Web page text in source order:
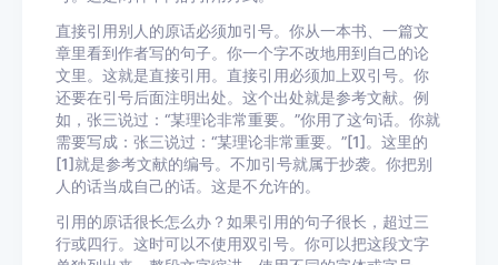
直接引用别人的原话必须加引号。你从一本书、一篇文
章里看到作者写的句子。你一个字不改地用到自己的论
文里。这就是直接引用。直接引用必须加上双引号。你
还要在引号后面注明出处。这个出处就是参考文献。例
如，张三说过：“某理论非常重要。”你用了这句话。你就
需要写成：张三说过：“某理论非常重要。”[1]。这里的
[1]就是参考文献的编号。不加引号就属于抄袭。你把别
人的话当成自己的话。这是不允许的。
引用的原话很长怎么办？如果引用的句子很长，超过三
行或四行。这时可以不使用双引号。你可以把这段文字